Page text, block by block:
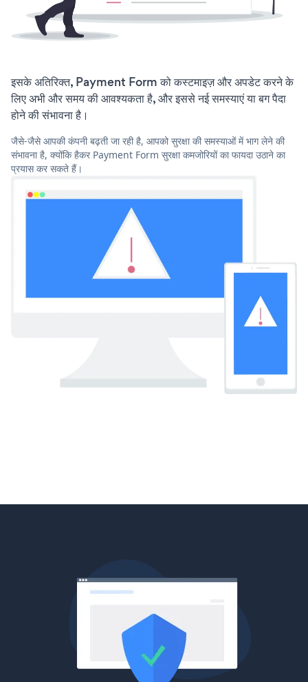
इसके अतिरिक्त, Payment Form को कस्टमाइज़ और अपडेट करने के
लिए अभी और समय की आवश्यकता है, और इससे नई समस्याएं या बग पैदा
होने की संभावना है।
जैसे-जैसे आपकी कंपनी बढ़ती जा रही है, आपको सुरक्षा की समस्याओं में भाग लेने की
संभावना है, क्योंकि हैकर Payment Form सुरक्षा कमजोरियों का फायदा उठाने का
प्रयास कर सकते हैं।